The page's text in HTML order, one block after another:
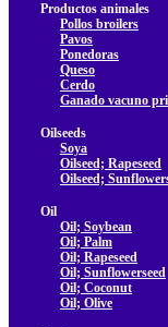
Productos animales
Pollos broilers
Pavos
Ponedoras
Queso
Cerdo
Ganado vacuno
Oilseeds
Soya
Oilseed; Rapeseed
Oilseed;
Oil
Oil; Soybean
Oil; Palm
Oil; Rapeseed
Oil; Sunflowerseed
Oil; Coconut
Oil; Olive